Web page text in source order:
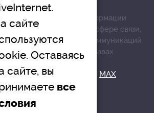
выписке из реестра
средств массовой информации
службой по надзору в сфере связи,
и массовых коммуникаций
фоне размещены на правах
в телеграм@mazov MAX
сайте
Оставаясь
сайте, вы
все